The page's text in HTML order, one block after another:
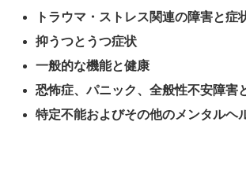
トラウマ・ストレス関連の障害と症
抑うつとうつ症状
一般的な機能と健康
恐怖症、パニック、全般性不安障害
特定不能およびその他のメンタルヘ